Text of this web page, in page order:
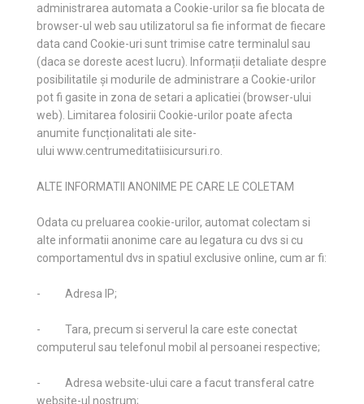
administrarea automata a Cookie-urilor sa fie blocata de
browser-ul web sau utilizatorul sa fie informat de fiecare
data cand Cookie-uri sunt trimise catre terminalul sau
(daca se doreste acest lucru). Informații detaliate despre
posibilitatile și modurile de administrare a Cookie-urilor
pot fi gasite in zona de setari a aplicatiei (browser-ului
web). Limitarea folosirii Cookie-urilor poate afecta
anumite funcționalitati ale site-
ului www.centrumeditatiisicursuri.ro.
ALTE INFORMATII ANONIME PE CARE LE COLETAM
Odata cu preluarea cookie-urilor, automat colectam si
alte informatii anonime care au legatura cu dvs si cu
comportamentul dvs in spatiul exclusive online, cum ar fi:
- Adresa IP;
- Tara, precum si serverul la care este conectat
computerul sau telefonul mobil al persoanei respective;
- Adresa website-ului care a facut transferal catre
website-ul nostrum;